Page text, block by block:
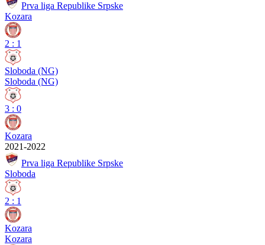
Prva liga Republike Srpske
Kozara
2 : 1
Sloboda (NG)
Sloboda (NG)
3 : 0
Kozara
2021-2022
Prva liga Republike Srpske
Sloboda
2 : 1
Kozara
Kozara